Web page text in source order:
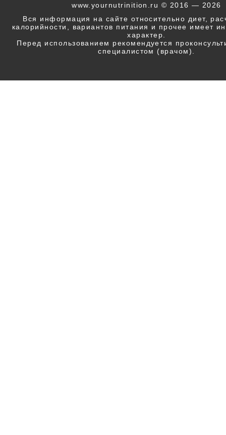
www.yournutrinition.ru © 2016 — 2026
Вся информация на сайте относительно диет,
калорийности, вариантов питания и прочее имеет
характер.
Перед использованием рекомендуется
специалистом (врачом).